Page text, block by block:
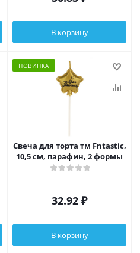
В корзину
НОВИНКА
Свеча для торта тм Fntastic,
10,5 см, парафин, 2 формы
32.92 ₽
В корзину